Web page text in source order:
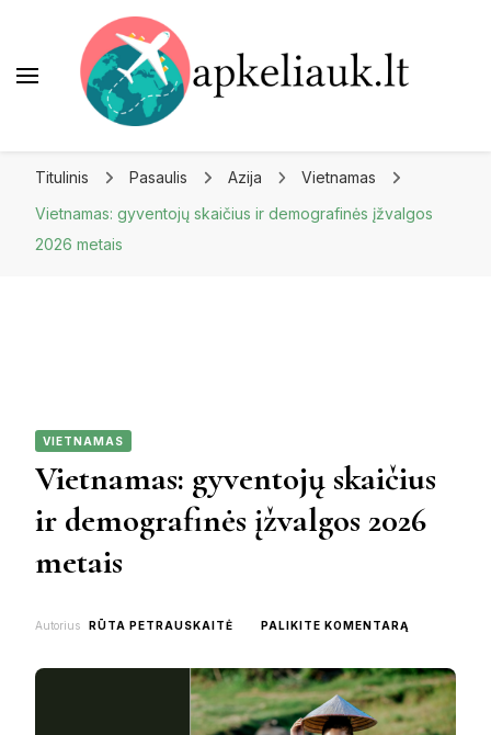
Titulinis Pasaulis Azija
Vietnamas
Vietnamas: gyventojų skaičius ir demografinės įžvalgos
2026 metais
VIETNAMAS
Vietnamas: gyventojų skaičius
ir demografinės įžvalgos 2026
metais
Autorius RŪTA PETRAUSKAITĖ PALIKITE KOMENTARĄ
SKAIČIUS
IR